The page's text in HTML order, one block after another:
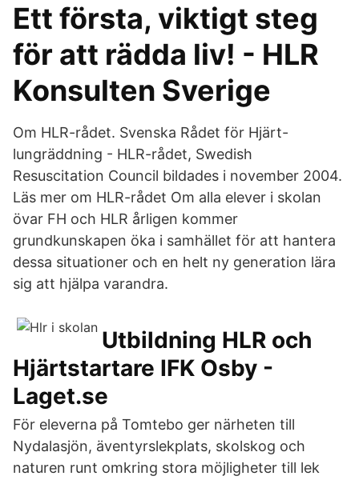
Ett första, viktigt steg
för att rädda liv! - HLR
Konsulten Sverige
Om HLR-rådet. Svenska Rådet för Hjärt-
lungräddning - HLR-rådet, Swedish
Resuscitation Council bildades i november 2004.
Läs mer om HLR-rådet Om alla elever i skolan
övar FH och HLR årligen kommer
grundkunskapen öka i samhället för att hantera
dessa situationer och en helt ny generation lära
sig att hjälpa varandra.
Utbildning HLR och
Hjärtstartare IFK Osby -
Laget.se
För eleverna på Tomtebo ger närheten till
Nydalasjön, äventyrslekplats, skolskog och
naturen runt omkring stora möjligheter till lek